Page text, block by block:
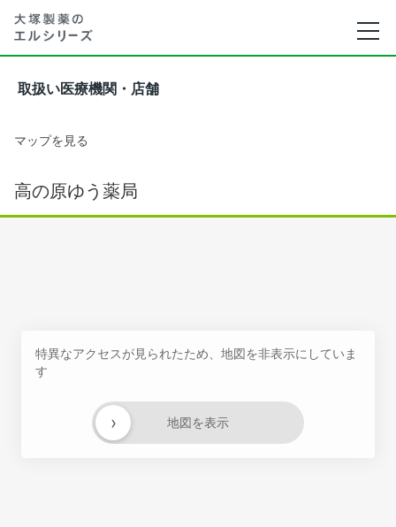
取扱い医療機関・店舗
マップを見る
高の原ゆう薬局
特異なアクセスが見られたため、地図を非表示にしていま
す
地図を表示
›